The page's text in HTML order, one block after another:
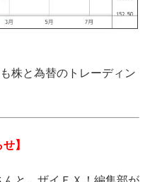
株と為替のトレーディン
】